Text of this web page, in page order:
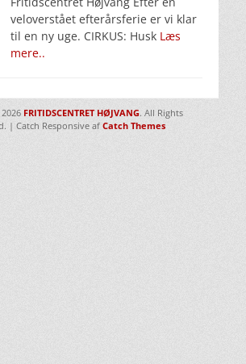
veloverstået efterårsferie er vi klar
til en ny uge. CIRKUS: Husk Læs
mere..
FRITIDSCENTRET HØJVANG. All Rights
| Catch Responsive af Catch Themes